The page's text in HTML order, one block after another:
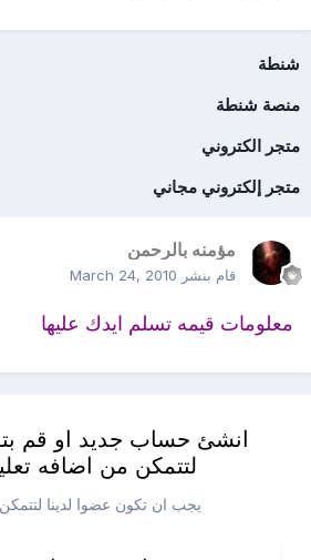
شنطة
منصة شنطة
متجر الكتروني
متجر إلكتروني مجاني
مؤمنه بالرحمن
قام بنشر March 24, 2010
معلومات قيمه تسلم ايدك عليها
انشئ حساب جديد او قم
لتتمكن من اضافه
يجب ان تكون عضوا لدينا